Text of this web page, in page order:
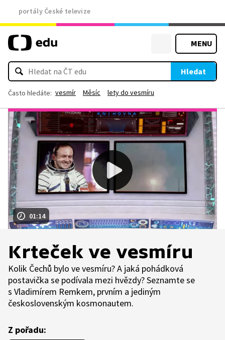
portály České televize
MENU
Hledat
Často hledáte: vesmír Měsíc lety do vesmíru
01:14
Krteček ve vesmíru
Kolik Čechů bylo ve vesmíru? A jaká pohádková
postavička se podívala mezi hvězdy? Seznamte se
s Vladimírem Remkem, prvním a jediným
československým kosmonautem.
Z pořadu: